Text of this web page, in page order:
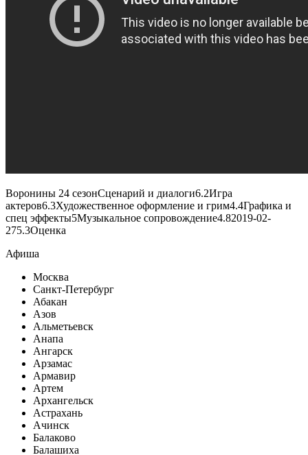
Воронины 24 сезонСценарий и диалоги6.2Игра
актеров6.3Художественное оформление и грим4.4Графика и
спец эффекты5Музыкальное сопровождение4.82019-02-
275.3Оценка
Афиша
Москва
Санкт-Петербург
Абакан
Азов
Альметьевск
Анапа
Ангарск
Арзамас
Армавир
Артем
Архангельск
Астрахань
Ачинск
Балаково
Балашиха